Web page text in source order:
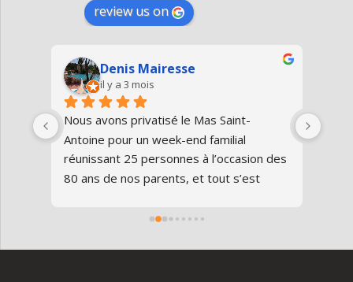
review us on
Denis Mairesse
il y a 3 mois
Nous avons privatisé le Mas Saint-
Antoine pour un week-end familial
réunissant 25 personnes à l’occasion des
80 ans de nos parents, et tout s’est
domaine est superbe, très bien